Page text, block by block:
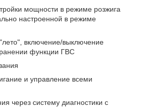
мощности в режиме розжига
настроенной в режиме
включение/выключение
функции ГВС
и управление всеми
через систему диагностики с